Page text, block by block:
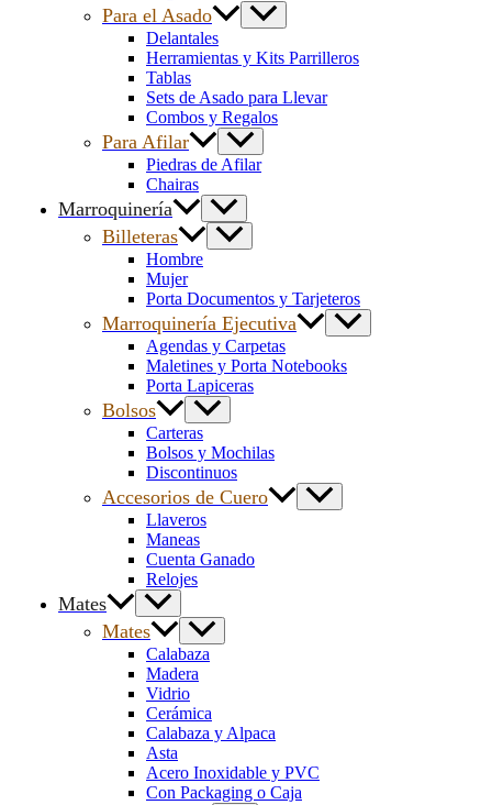
Para el Asado
Delantales
Herramientas y Kits Parrilleros
Tablas
Sets de Asado para Llevar
Combos y Regalos
Para Afilar
Piedras de Afilar
Chairas
Marroquinería
Billeteras
Hombre
Mujer
Porta Documentos y Tarjeteros
Marroquinería Ejecutiva
Agendas y Carpetas
Maletines y Porta Notebooks
Porta Lapiceras
Bolsos
Carteras
Bolsos y Mochilas
Discontinuos
Accesorios de Cuero
Llaveros
Maneas
Cuenta Ganado
Relojes
Mates
Mates
Calabaza
Madera
Vidrio
Cerámica
Calabaza y Alpaca
Asta
Acero Inoxidable y PVC
Con Packaging o Caja